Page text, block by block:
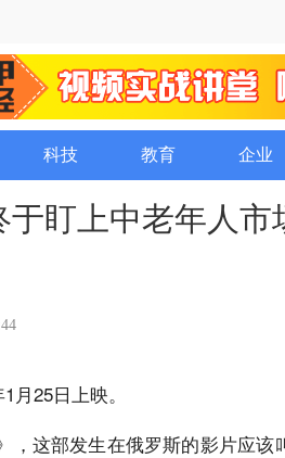
科技 教育 企业
盯上中老年人市
月25日上映。
这部发生在俄罗斯的影片应该